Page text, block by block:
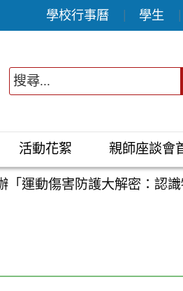
學校行事曆 學生
活動花絮 親師座談會
運動傷害防護大解密：認